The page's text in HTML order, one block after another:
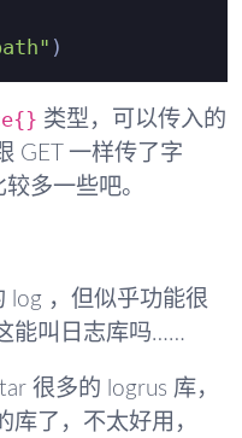
类型，可以传入的
GET 一样传了字
较多一些吧。
log ，但似乎功能很
能叫日志库吗……
很多的 logrus 库，
库了，不太好用，